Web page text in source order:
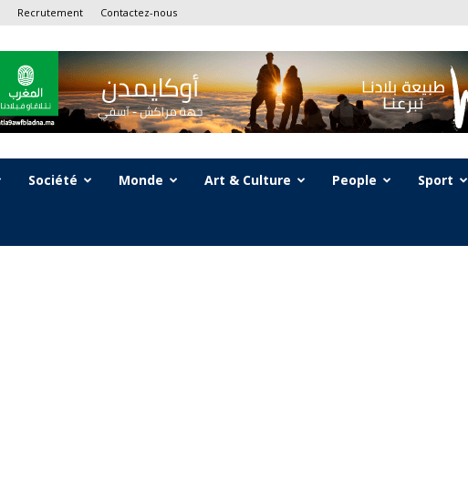
Recrutement Contactez-nous
Société Monde Art & Culture People Sport